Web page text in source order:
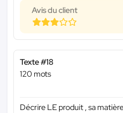
Avis du client
Texte #18
120 mots
Décrire LE produit , sa